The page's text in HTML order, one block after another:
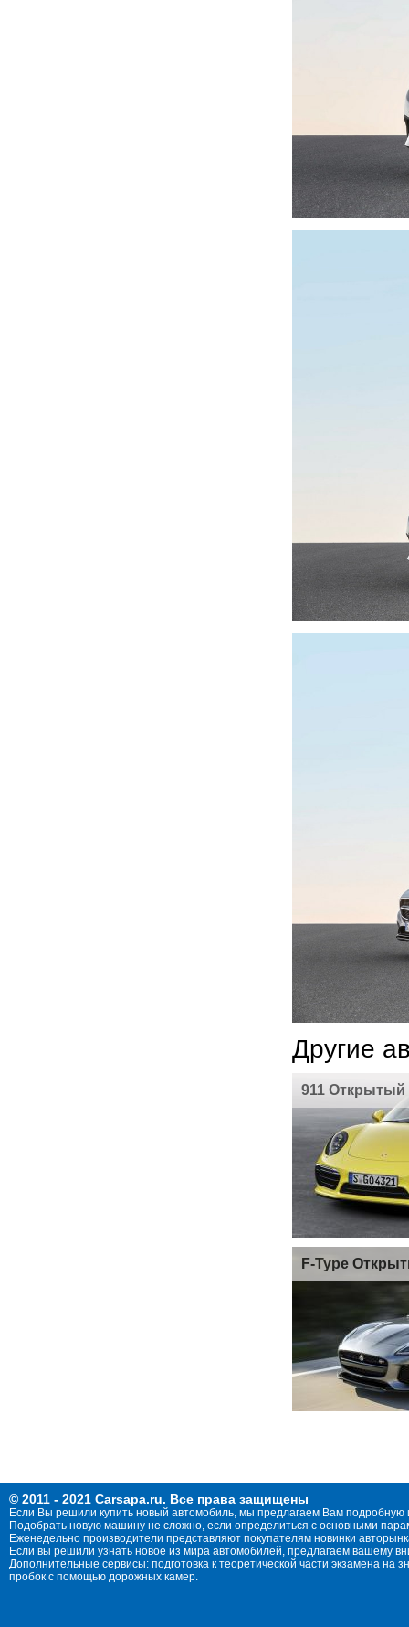
Другие
911 Открытый
F-Type
© 2011 - 2021 Carsapa.ru. Все права защищены
Если Вы решили купить новый автомобиль, мы предлагаем Вам
Подобрать новую машину не сложно, если определиться с основными
Еженедельно производители представляют покупателям новинки
Если вы решили узнать новое из мира автомобилей, предлагаем вашему
Дополнительные сервисы: подготовка к теоретической части экзамена
пробок с помощью дорожных камер.